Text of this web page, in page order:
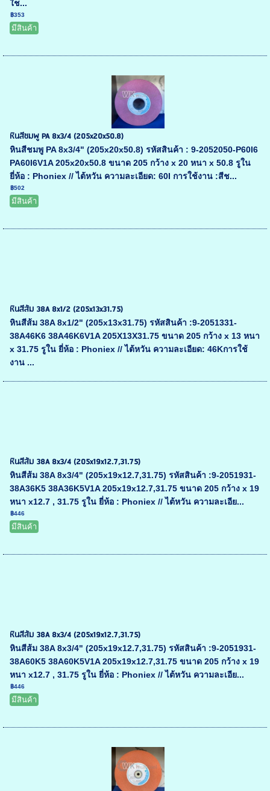
ใช...
฿353
มีสินค้า
หินสีชมพู PA 8x3/4 (205x20x50.8)
หินสีชมพู PA 8x3/4" (205x20x50.8) รหัสสินค้า : 9-2052050-P60I6
PA60I6V1A 205x20x50.8 ขนาด 205 กว้าง x 20 หนา x 50.8 รูใน
ยี่ห้อ : Phoniex // ไต้หวัน ความละเอียด: 60I การใช้งาน :สีช...
฿502
มีสินค้า
หินสีส้ม 38A 8x1/2 (205x13x31.75)
หินสีส้ม 38A 8x1/2" (205x13x31.75) รหัสสินค้า :9-2051331-
38A46K6 38A46K6V1A 205X13X31.75 ขนาด 205 กว้าง x 13 หนา
x 31.75 รูใน ยี่ห้อ : Phoniex // ไต้หวัน ความละเอียด: 46Kการใช้
งาน ...
หินสีส้ม 38A 8x3/4 (205x19x12.7,31.75)
หินสีส้ม 38A 8x3/4" (205x19x12.7,31.75) รหัสสินค้า :9-2051931-
38A36K5 38A36K5V1A 205x19x12.7,31.75 ขนาด 205 กว้าง x 19
หนา x12.7 , 31.75 รูใน ยี่ห้อ : Phoniex // ไต้หวัน ความละเอีย...
฿446
มีสินค้า
หินสีส้ม 38A 8x3/4 (205x19x12.7,31.75)
หินสีส้ม 38A 8x3/4" (205x19x12.7,31.75) รหัสสินค้า :9-2051931-
38A60K5 38A60K5V1A 205x19x12.7,31.75 ขนาด 205 กว้าง x 19
หนา x12.7 , 31.75 รูใน ยี่ห้อ : Phoniex // ไต้หวัน ความละเอีย...
฿446
มีสินค้า